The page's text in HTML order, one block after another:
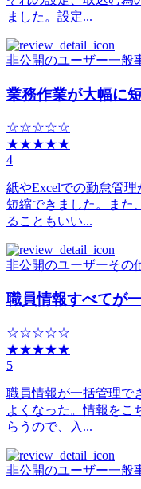
ました。設定...
非公開のユーザー一般
業務作業が大幅に
☆☆☆☆☆
★★★★★
4
紙やExcelでの勤怠管
短縮できました。また
ることもいい...
非公開のユーザーその
職員情報すべてが
☆☆☆☆☆
★★★★★
5
職員情報が一括管理で
よくなった。情報をこ
らうので、入...
非公開のユーザー一般